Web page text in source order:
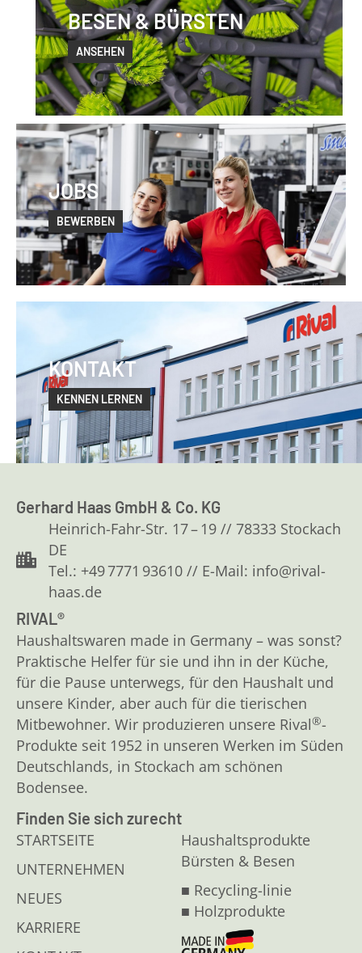
BESEN & BÜRSTEN
ANSEHEN
JOBS
BEWERBEN
KONTAKT
KENNEN LERNEN
Gerhard Haas GmbH & Co. KG
Heinrich-Fahr-Str. 17 – 19 // 78333 Stockach
DE
Tel.: +49 7771 93610 // E-Mail: info@rival-
haas.de
RIVAL®
Haushaltswaren made in Germany – was sonst?
Praktische Helfer für sie und ihn in der Küche,
für die Pause unterwegs, für den Haushalt und
unsere Kinder, aber auch für die tierischen
Mitbewohner. Wir produzieren unsere Rival®-
Produkte seit 1952 in unseren Werken im Süden
Deutschlands, in Stockach am schönen
Bodensee.
Finden Sie sich zurecht
STARTSEITE
UNTERNEHMEN
NEUES
KARRIERE
Haushaltsprodukte
Bürsten & Besen
■ Recycling-linie
■ Holzprodukte